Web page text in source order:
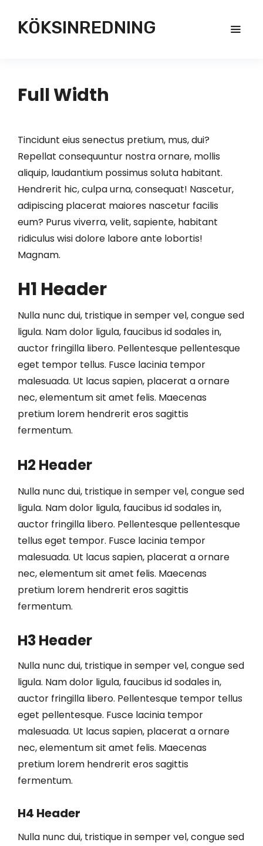
KÖKSINREDNING
Full Width
Tincidunt eius senectus pretium, mus, dui?
Repellat consequuntur nostra ornare, mollis
aliquip, laudantium possimus soluta habitant.
Hendrerit hic, culpa urna, consequat! Nascetur,
adipiscing placerat maiores nascetur facilis
eum? Purus viverra, velit, sapiente, habitant
ridiculus wisi dolore labore ante lobortis!
Magnam.
H1 Header
Nulla nunc dui, tristique in semper vel, congue sed
ligula. Nam dolor ligula, faucibus id sodales in,
auctor fringilla libero. Pellentesque pellentesque
eget tempor tellus. Fusce lacinia tempor
malesuada. Ut lacus sapien, placerat a ornare
nec, elementum sit amet felis. Maecenas
pretium lorem hendrerit eros sagittis
fermentum.
H2 Header
Nulla nunc dui, tristique in semper vel, congue sed
ligula. Nam dolor ligula, faucibus id sodales in,
auctor fringilla libero. Pellentesque pellentesque
tellus eget tempor. Fusce lacinia tempor
malesuada. Ut lacus sapien, placerat a ornare
nec, elementum sit amet felis. Maecenas
pretium lorem hendrerit eros sagittis
fermentum.
H3 Header
Nulla nunc dui, tristique in semper vel, congue sed
ligula. Nam dolor ligula, faucibus id sodales in,
auctor fringilla libero. Pellentesque tempor tellus
eget pellentesque. Fusce lacinia tempor
malesuada. Ut lacus sapien, placerat a ornare
nec, elementum sit amet felis. Maecenas
pretium lorem hendrerit eros sagittis
fermentum.
H4 Header
Nulla nunc dui, tristique in semper vel, congue sed